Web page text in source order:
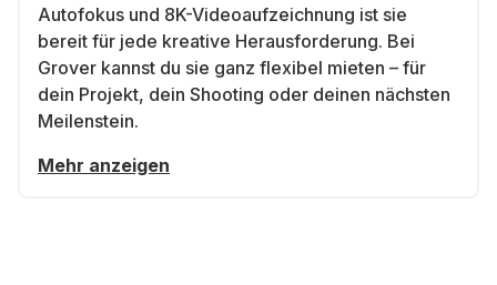
Autofokus und 8K-Videoaufzeichnung ist sie
bereit für jede kreative Herausforderung. Bei
Grover kannst du sie ganz flexibel mieten – für
dein Projekt, dein Shooting oder deinen nächsten
Meilenstein.
Mehr anzeigen